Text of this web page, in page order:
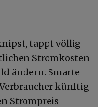
tappt völlig
Stromkosten
ändern: Smarte
künftig
Strompreis